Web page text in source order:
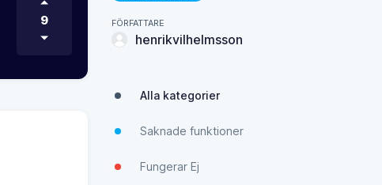
9 FÖRFATTARE
henrikvilhelmsson
Alla kategorier
Saknade funktioner
Fungerar Ej